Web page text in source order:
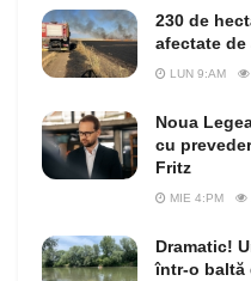
230 de
afectate
LUN 9:AM
Noua
cu
Fritz
MIE 4:PM
Dramatic!
într-o baltă